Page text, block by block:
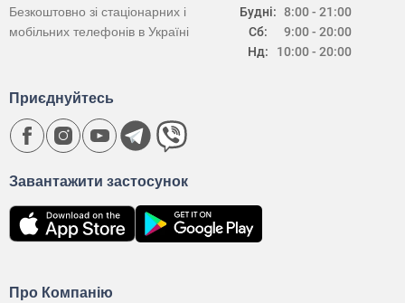
Будні:
Сб:
Нд:
8:00 - 21:00
9:00 - 20:00
10:00 - 20:00
Безкоштовно зі стаціонарних і
мобільних телефонів в Україні
Про Компанію
Завантажити застосунок
Приєднуйтесь